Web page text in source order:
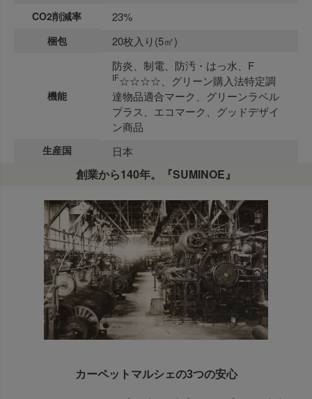
CO2削減率 23%
梱包 20枚入り(5㎡)
機能
防炎、制電、防汚・はっ水、F
IF☆☆☆☆、グリーン購入法特定調
達物品適合マーク、グリーンラベル
プラス、エコマーク、グッドデザイ
ン商品
生産国 日本
創業から140年。『SUMINOE』
カーペットマルシェの3つの安心